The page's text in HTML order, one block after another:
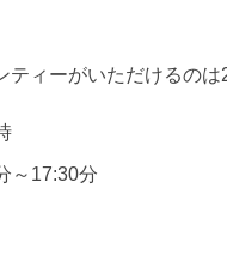
ティーがいただけるのは
～17:30分